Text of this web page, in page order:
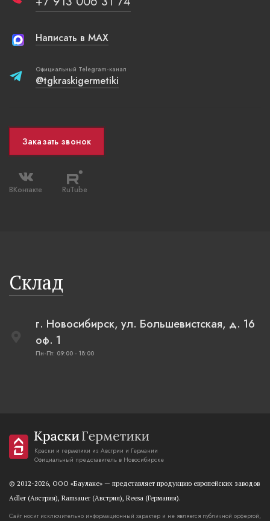
Написать в MAX
Официальный Telegram-канал
@tgkraskigermetiki
Заказать звонок
ВКонтакте RuTube
Склад
г. Новосибирск, ул. Большевистская, д. 16
оф. 1
Пн-Пт: 09:00 - 18:00
Краски и герметики из Австрии и Германии
Официальный представитель в Новосибирске
© 2012-2026, OOO «Баулаке» — представляет продукцию европейских заводов
Adler (Австрия), Ramsauer (Австрия), Reesa (Германия).
Сайт носит исключительно информационный характер и не является публичной орфертой,